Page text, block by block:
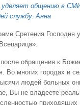
уделяет общению в
службу. Анна
Сретения
обращения к
Во многих городах и
людей больных
Вы не владеете